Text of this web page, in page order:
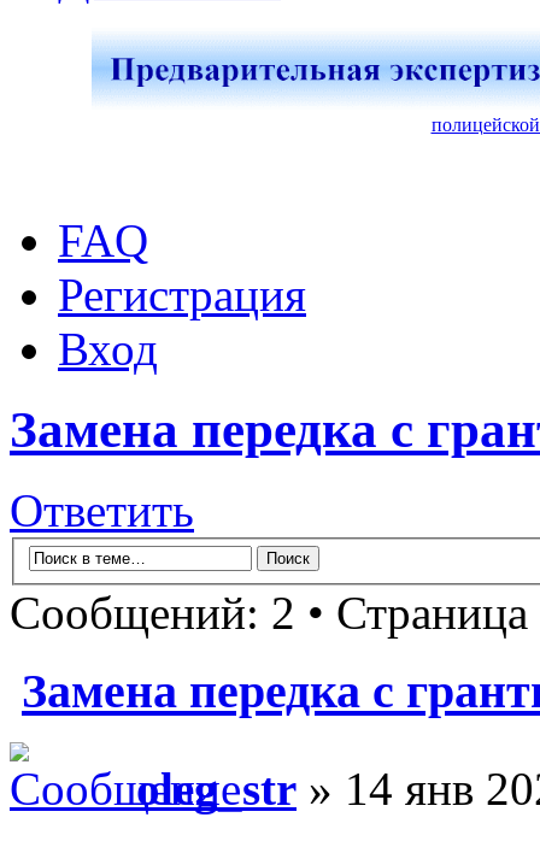
FAQ
Регистрация
Вход
Замена передка с
Ответить
Сообщений: 2 • Страница
Замена передка с
oleg_str » 14 янв